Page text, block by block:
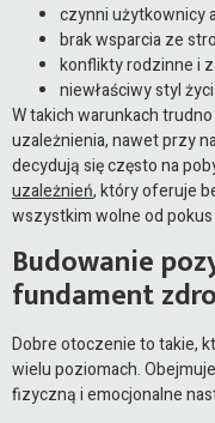
czynni użytkownicy
brak wsparcia ze
konflikty rodzinne i
niewłaściwy styl
W takich warunkach
uzależnienia, nawet przy
decydują się często na
uzależnień, który oferuje
wszystkim wolne od
Budowanie
fundament
Dobre otoczenie to takie,
wielu poziomach.
fizyczną i emocjonalne